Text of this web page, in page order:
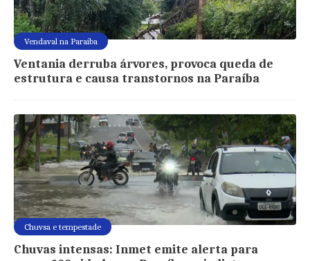
Vendaval na Paraíba
Ventania derruba árvores, provoca queda de
estrutura e causa transtornos na Paraíba
Chuvsa e tempestade
Chuvas intensas: Inmet emite alerta para